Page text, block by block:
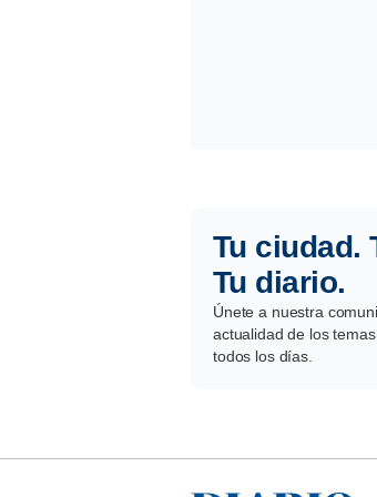
Tu ciudad.
Tu diario.
Únete a nuestra
actualidad de los
todos los días.